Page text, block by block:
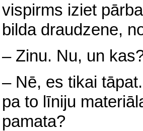
vispirms iziet
bilda draudzene,
– Zinu. Nu, un
– Nē, es tikai
pa to līniju
pamata?